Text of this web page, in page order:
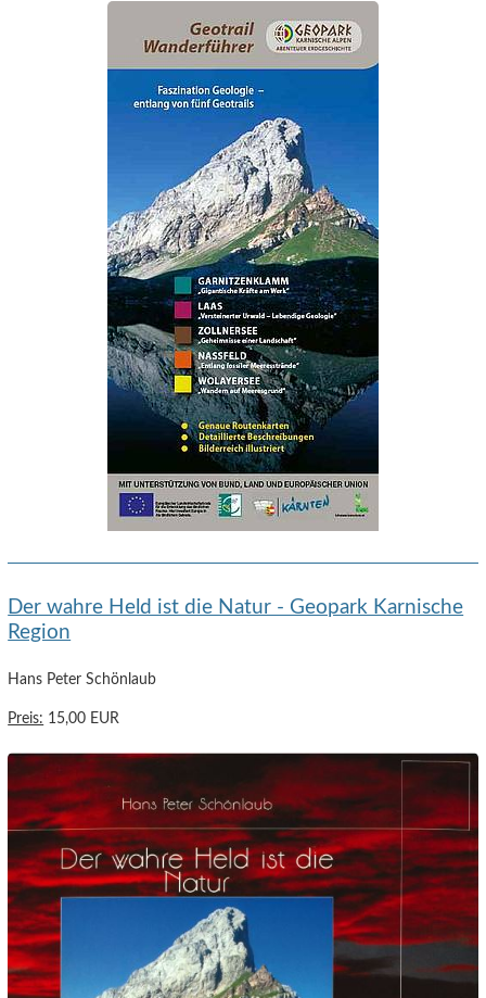
Der wahre Held ist die Natur - Geopark Karnische
Region
Hans Peter Schönlaub
Preis: 15,00 EUR